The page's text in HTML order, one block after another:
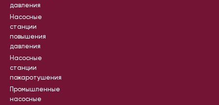
давления
Насосные
станции
повышения
давления
Насосные
станции
пожаротушения
Промышленные
насосные